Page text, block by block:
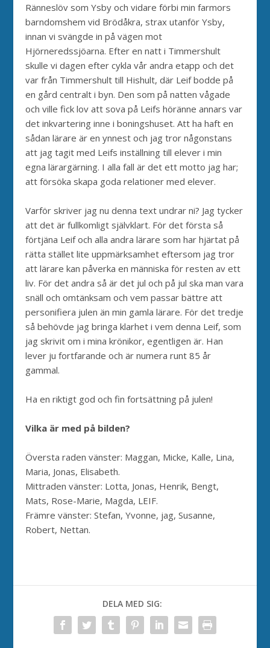
Ränneslöv som Ysby och vidare förbi min farmors
barndomshem vid Brödåkra, strax utanför Ysby,
innan vi svängde in på vägen mot
Hjörneredssjöarna. Efter en natt i Timmershult
skulle vi dagen efter cykla vår andra etapp och det
var från Timmershult till Hishult, där Leif bodde på
en gård centralt i byn. Den som på natten vågade
och ville fick lov att sova på Leifs höränne annars var
det inkvartering inne i boningshuset. Att ha haft en
sådan lärare är en ynnest och jag tror någonstans
att jag tagit med Leifs inställning till elever i min
egna lärargärning. I alla fall är det ett motto jag har;
att försöka skapa goda relationer med elever.
Varför skriver jag nu denna text undrar ni? Jag tycker
att det är fullkomligt självklart. För det första så
förtjäna Leif och alla andra lärare som har hjärtat på
rätta stället lite uppmärksamhet eftersom jag tror
att lärare kan påverka en människa för resten av ett
liv. För det andra så är det jul och på jul ska man vara
snäll och omtänksam och vem passar bättre att
personifiera julen än min gamla lärare. För det tredje
så behövde jag bringa klarhet i vem denna Leif, som
jag skrivit om i mina krönikor, egentligen är. Han
lever ju fortfarande och är numera runt 85 år
gammal.
Ha en riktigt god och fin fortsättning på julen!
Vilka är med på bilden?
Översta raden vänster: Maggan, Micke, Kalle, Lina,
Maria, Jonas, Elisabeth.
Mittraden vänster: Lotta, Jonas, Henrik, Bengt,
Mats, Rose-Marie, Magda, LEIF.
Främre vänster: Stefan, Yvonne, jag, Susanne,
Robert, Nettan.
DELA MED SIG: